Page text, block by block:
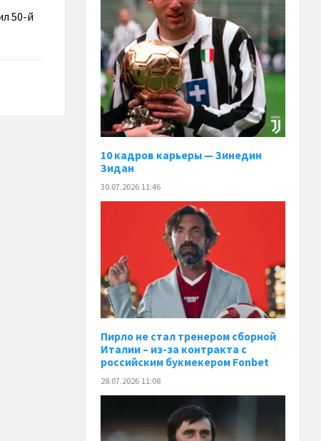
50-й
10 кадров карьеры — Зинедин
Зидан
30.07.2026 11:46
Пирло не стал тренером сборной
Италии – из-за контракта с
российским букмекером Fonbet
28.07.2026 11:08